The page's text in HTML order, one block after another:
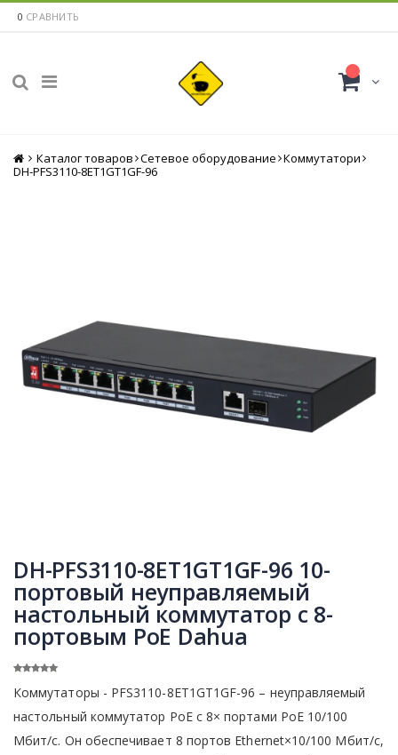
0 СРАВНИТЬ
Главная
Каталог товаров Сетевое оборудование Коммутатори
DH-PFS3110-8ET1GT1GF-96
DH-PFS3110-8ET1GT1GF-96 10-
портовый неуправляемый
настольный коммутатор с 8-
портовым PoE Dahua
Коммутаторы - PFS3110-8ET1GT1GF-96 – неуправляемый
настольный коммутатор PoE с 8× портами PoE 10/100
Мбит/с. Он обеспечивает 8 портов Ethernet×10/100 Мбит/с,